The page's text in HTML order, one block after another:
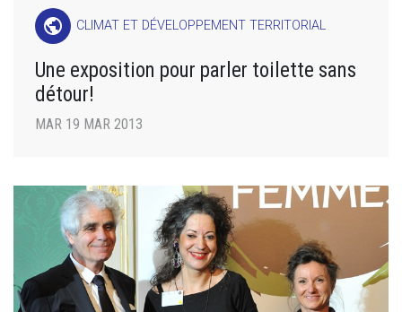
public CLIMAT ET DÉVELOPPEMENT TERRITORIAL
Une exposition pour parler toilette sans
détour!
MAR 19 MAR 2013